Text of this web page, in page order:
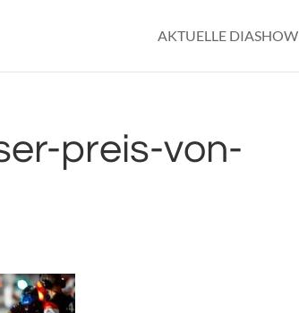
AKTUELLE DIASHOW
preis-von-